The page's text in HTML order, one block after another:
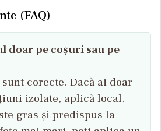
(FAQ)
doar pe coșuri sau pe
corecte. Dacă ai doar
izolate, aplică local.
gras și predispus la